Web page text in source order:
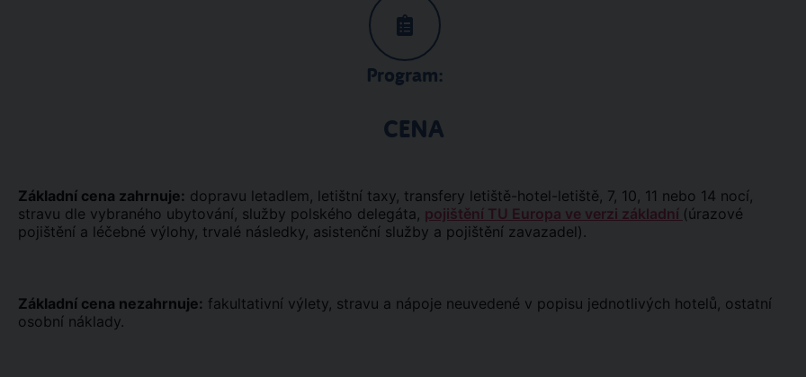
Program:
CENA
Základní cena zahrnuje: dopravu letadlem, letištní taxy, transfery letiště-hotel-letiště, 7, 10, 11 nebo 14 nocí,
stravu dle vybraného ubytování, služby polského delegáta, pojištění TU Europa ve verzi základní (úrazové
pojištění a léčebné výlohy, trvalé následky, asistenční služby a pojištění zavazadel).
Základní cena nezahrnuje: fakultativní výlety, stravu a nápoje neuvedené v popisu jednotlivých hotelů, ostatní
osobní náklady.